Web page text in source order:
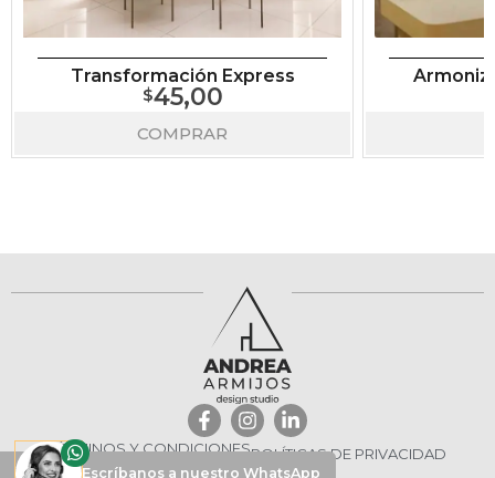
Transformación Express
45,00
COMPRAR
TÉRMINOS Y CONDICIONESPOLÍTICAS DE PRIVACIDAD